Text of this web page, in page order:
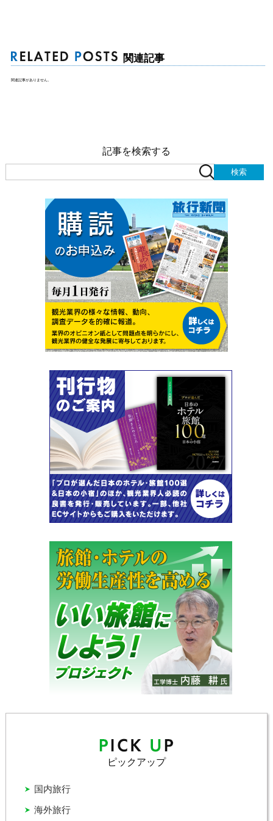
関連記事
関連記事がありません。
記事を検索する
ピックアップ
国内旅行
海外旅行